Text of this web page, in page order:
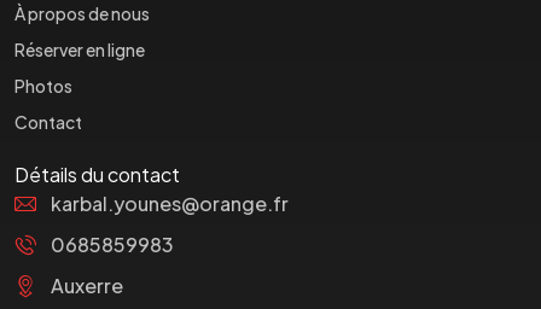
À propos de nous
Réserver en ligne
Photos
Contact
Détails du contact
karbal.younes@orange.fr
0685859983
Auxerre